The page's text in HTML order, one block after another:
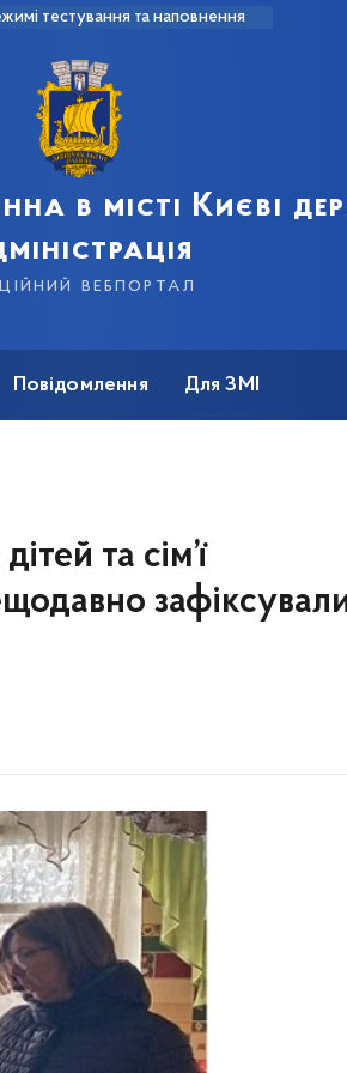
тестування та наповнення
в місті Києві
вебпортал
Повідомлення Для ЗМІ
та сім’ї